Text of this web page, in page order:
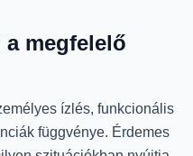
a megfelelő
ízlés, funkcionális
függvénye. Érdemes